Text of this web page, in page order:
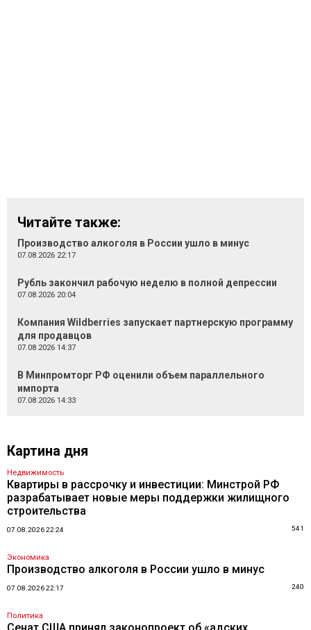
Читайте также:
Производство алкоголя в России ушло в минус
07.08.2026 22:17
Рубль закончил рабочую неделю в полной депрессии
07.08.2026 20:04
Компания Wildberries запускает партнерскую программу
для продавцов
07.08.2026 14:37
В Минпромторг РФ оценили объем параллельного
импорта
07.08.2026 14:33
Картина дня
Недвижимость
Квартиры в рассрочку и инвестиции: Минстрой РФ
разрабатывает новые меры поддержки жилищного
строительства
07.08.2026 22:24 541
Экономика
Производство алкоголя в России ушло в минус
07.08.2026 22:17 240
Политика